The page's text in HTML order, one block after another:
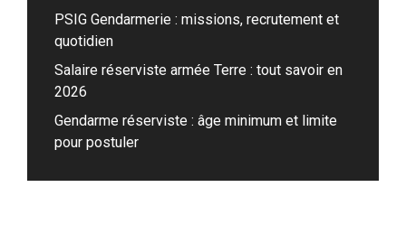
PSIG Gendarmerie : missions, recrutement et
quotidien
Salaire réserviste armée Terre : tout savoir en
2026
Gendarme réserviste : âge minimum et limite
pour postuler